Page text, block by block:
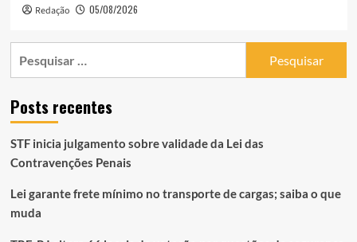
Redação 05/08/2026
Posts recentes
STF inicia julgamento sobre validade da Lei das
Contravenções Penais
Lei garante frete mínimo no transporte de cargas; saiba o que
muda